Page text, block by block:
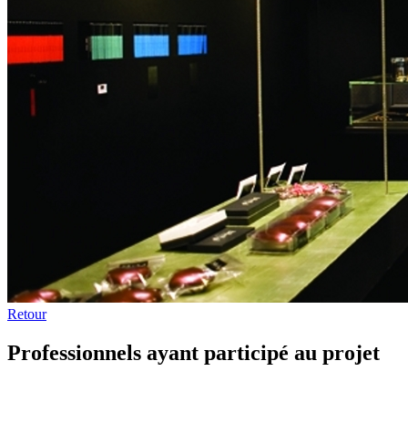
Retour
Professionnels ayant participé au projet